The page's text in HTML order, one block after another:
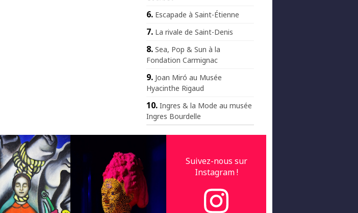
Escapade à Saint-Étienne
La rivale de Saint-Denis
Sea, Pop & Sun à la
Fondation Carmignac
Joan Miró au Musée
Hyacinthe Rigaud
Ingres & la Mode au musée
Ingres Bourdelle
Suivez-nous sur
Instagram !